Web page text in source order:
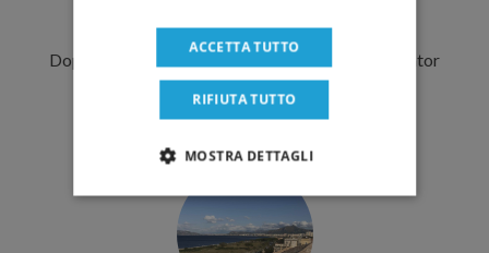
Palermo in inverno: finalmente!
Dopo aver lavorato congiuntamente al tour operator
siciliano Saistours ad un progetto di...
ACCETTA TUTTO
RIFIUTA TUTTO
MOSTRA DETTAGLI